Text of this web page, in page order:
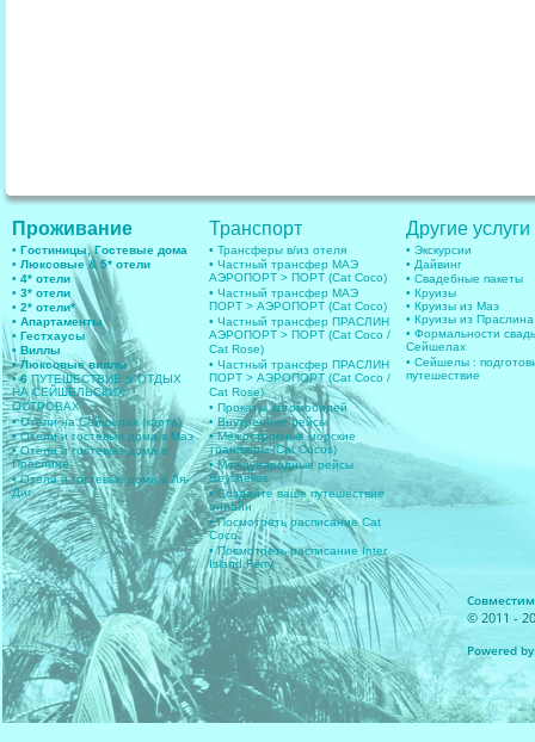
Проживание
• Гостиницы, Гостевые дома
• Люксовые & 5* отели
• 4* отели
• 3* отели
• 2* отели*
• Апартаменты
• Гестхаусы
• Виллы
• Люксовые виллы
• 6ПУТЕШЕСТВИЕ & ОТДЫХ
НА СЕЙШЕЛЬСКИХ
ОСТРОВАХ
• Отели на Сейшелах (карта)
• Отели и гостевые дома в Маэ
• Отели и гостевые дома в
Праслине
• Отели и гостевые дома в Ля-
Диг
Транспорт
• Трансферы в/из отеля
• Частный трансфер МАЭ
АЭРОПОРТ > ПОРТ (Cat Coco)
• Частный трансфер МАЭ
ПОРТ > АЭРОПОРТ (Cat Coco)
• Частный трансфер ПРАСЛИН
АЭРОПОРТ > ПОРТ (Cat Coco /
Cat Rose)
• Частный трансфер ПРАСЛИН
ПОРТ > АЭРОПОРТ (Cat Coco /
Cat Rose)
• Прокаты автомобилей
• Внутренние рейсы
• Межостровные морские
транферы (Cat Cocos)
• Международные рейсы
Seychelles
• Создайте ваше путешествие
онлайн
• Посмотреть расписание Cat
Coco
• Посмотреть расписание Inter
Island Ferry
Другие услуги
• Экскурсии
• Дайвинг
• Свадебные пакеты
• Круизы
• Круизы из Маэ
• Круизы из Праслина
• Формальности
Сейшелах
• Сейшелы :
путешествие
© 2011 -
Powered by